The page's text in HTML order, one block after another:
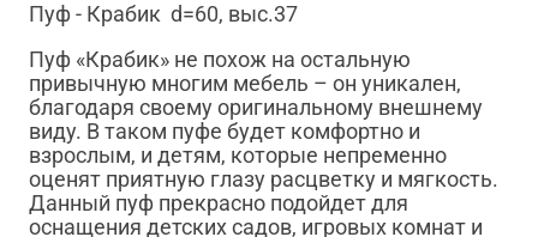
Пуф - Крабик d=60, выс.37
Пуф «Крабик» не похож на остальную
привычную многим мебель – он уникален,
благодаря своему оригинальному внешнему
виду. В таком пуфе будет комфортно и
взрослым, и детям, которые непременно
оценят приятную глазу расцветку и мягкость.
Данный пуф прекрасно подойдет для
оснащения детских садов, игровых комнат и